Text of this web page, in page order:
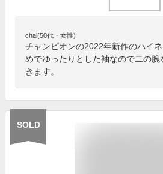
chai(50代・女性)
チャンピオンの2022年新作のハイ
めでゆったりとした袖なので二の
きます。
SOLD